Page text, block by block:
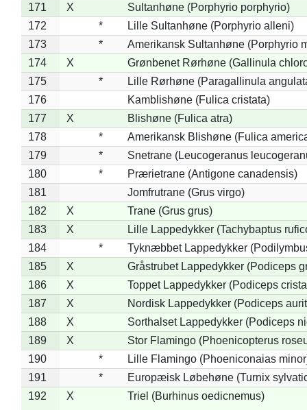
171
X
Sultanhøne (Porphyrio porphyrio)
172
*
Lille Sultanhøne (Porphyrio alleni)
173
*
Amerikansk Sultanhøne (Porphyrio
174
X
Grønbenet Rørhøne (Gallinula
175
*
Lille Rørhøne (Paragallinula
176
Kamblishøne (Fulica cristata)
177
X
Blishøne (Fulica atra)
178
*
Amerikansk Blishøne (Fulica
179
*
Snetrane (Leucogeranus
180
*
Prærietrane (Antigone canadensis)
181
Jomfrutrane (Grus virgo)
182
X
Trane (Grus grus)
183
X
Lille Lappedykker (Tachybaptus
184
*
Tyknæbbet Lappedykker
185
X
Gråstrubet Lappedykker (Podiceps
186
X
Toppet Lappedykker (Podiceps
187
X
Nordisk Lappedykker (Podiceps
188
X
Sorthalset Lappedykker (Podiceps
189
X
Stor Flamingo (Phoenicopterus
190
*
Lille Flamingo (Phoeniconaias
191
*
Europæisk Løbehøne (Turnix
192
X Triel (Burhinus oedicnemus)